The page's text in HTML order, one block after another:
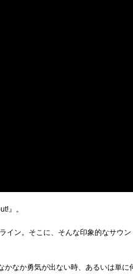
』。
ン。そこに、そんな印象的なサウ
なか勇気が出ない時、あるいは単